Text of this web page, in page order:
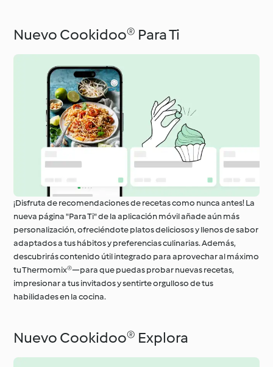
Nuevo Cookidoo® Para Ti
¡Disfruta de recomendaciones de recetas como nunca antes! La
nueva página "Para Ti" de la aplicación móvil añade aún más
personalización, ofreciéndote platos deliciosos y llenos de sabor
adaptados a tus hábitos y preferencias culinarias. Además,
descubrirás contenido útil integrado para aprovechar al máximo
tu Thermomix®—para que puedas probar nuevas recetas,
impresionar a tus invitados y sentirte orgulloso de tus
habilidades en la cocina.
Nuevo Cookidoo® Explora